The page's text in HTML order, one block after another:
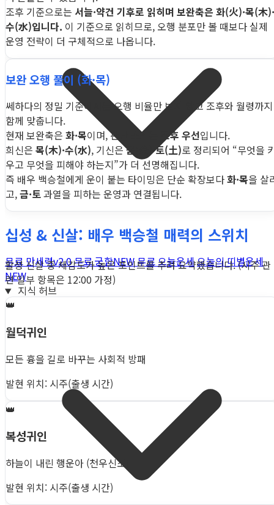
무료 만세력v2.0무료 궁합NEW 무료 오늘운세오늘의 띠별운세
NEW
지식 허브
조후 기준으로는 서늘·약건 기후로 읽히며 보완축은 화(火)·목(木)·
수(水)입니다. 이 기준으로 읽히므로, 오행 분포만 볼 때보다 실제
운영 전략이 더 구체적으로 나옵니다.
보완 오행 풀이 (화·목)
쎄하다의 정밀 기준에서는 오행 비율만 보지 않고 조후와 월령까지
함께 맞춥니다.
현재 보완축은 화·목이며, 판단 소스는 조후 우선입니다.
희신은 목(木)·수(水), 기신은금(金)·토(土)로 정리되어 “무엇을
우고 무엇을 피해야 하는지”가 더 선명해집니다.
즉 배우 백승철에게 운이 붙는 타이밍은 단순 확장보다화·목을 살
고,금·토과열을 피하는 운영과 연결됩니다.
십성 & 신살: 배우 백승철 매력의 스위치
활성 신살 중 체감도가 높은 포인트를 추려 요약했습니다. (시주 관
련 일부 항목은 12:00 가정)
👑
월덕귀인
모든 흉을 길로 바꾸는 사회적 방패
발현 위치: 시주(출생 시간)
👑
복성귀인
하늘이 내린 행운아 (천우신조)
발현 위치: 시주(출생 시간)